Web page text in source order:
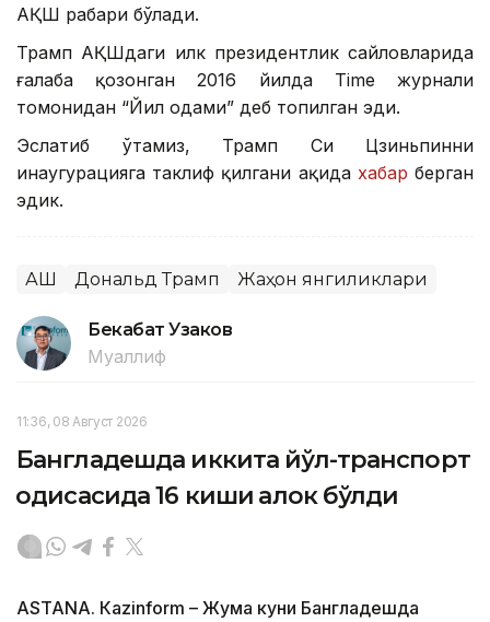
АҚШ раҳбари бўлади.
Трамп АҚШдаги илк президентлик сайловларида
ғалаба қозонган 2016 йилда Тimе журнали
томонидан “Йил одами” деб топилган эди.
Эслатиб ўтамиз, Трамп Си Цзиньпинни
инаугурацияга таклиф қилгани ҳақида хабар берган
эдик.
АҚШ Дональд Трамп Жаҳон янгиликлари
Бекабат Узаков
Муаллиф
11:36, 08 Август 2026
Бангладешда иккита йўл-транспорт
ҳодисасида 16 киши ҳалок бўлди
ASTANА. Кazinform – Жума куни Бангладешда